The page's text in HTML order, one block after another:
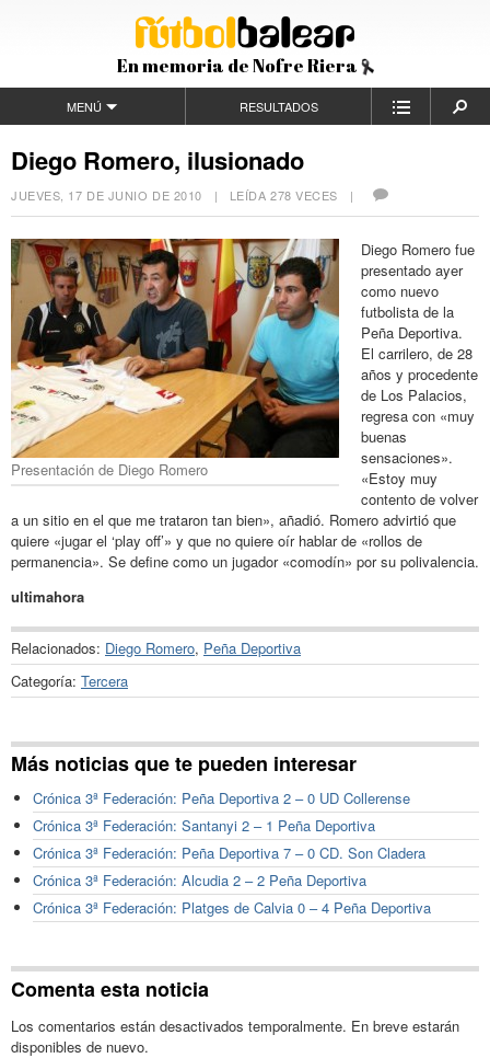
En memoria de Nofre Riera
MENÚ RESULTADOS
Diego Romero, ilusionado
JUEVES, 17 DE JUNIO DE 2010 | LEÍDA 278 VECES |
Presentación de Diego Romero
Diego Romero fue
presentado ayer
como nuevo
futbolista de la
Peña Deportiva.
El carrilero, de 28
años y procedente
de Los Palacios,
regresa con «muy
buenas
sensaciones».
«Estoy muy
contento de volver
a un sitio en el que me trataron tan bien», añadió. Romero advirtió que
quiere «jugar el ‘play off’» y que no quiere oír hablar de «rollos de
permanencia». Se define como un jugador «comodín» por su polivalencia.
ultimahora
Relacionados: Diego Romero, Peña Deportiva
Categoría: Tercera
Más noticias que te pueden interesar
Crónica 3ª Federación: Peña Deportiva 2 – 0 UD Collerense
Crónica 3ª Federación: Santanyi 2 – 1 Peña Deportiva
Crónica 3ª Federación: Peña Deportiva 7 – 0 CD. Son Cladera
Crónica 3ª Federación: Alcudia 2 – 2 Peña Deportiva
Crónica 3ª Federación: Platges de Calvia 0 – 4 Peña Deportiva
Comenta esta noticia
Los comentarios están desactivados temporalmente. En breve estarán
disponibles de nuevo.